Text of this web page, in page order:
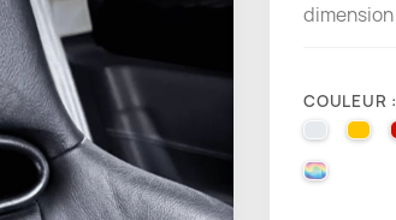
dimension
COULEUR
010
000